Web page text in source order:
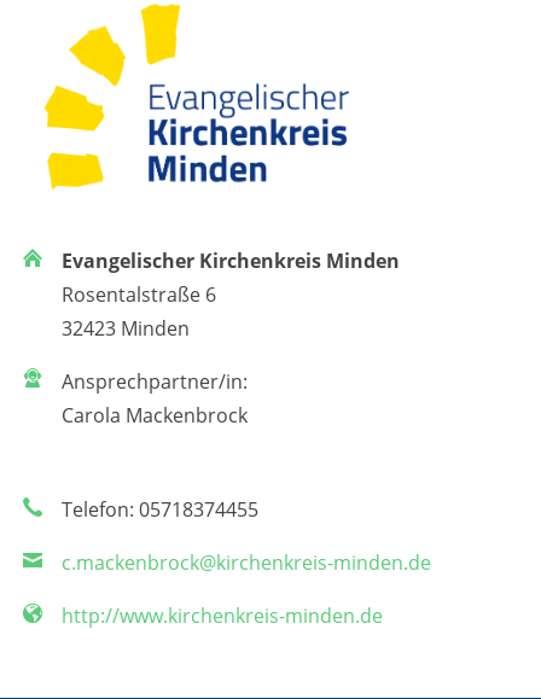
Evangelischer Kirchenkreis Minden
Rosentalstraße 6
32423 Minden
Ansprechpartner/in:
Carola Mackenbrock
Telefon: 05718374455
c.mackenbrock@kirchenkreis-minden.de
http://www.kirchenkreis-minden.de